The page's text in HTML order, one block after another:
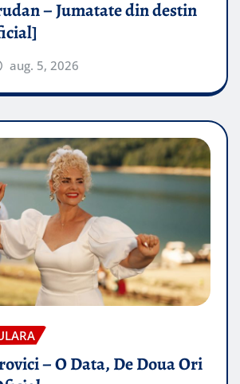
– Jumatate din destin
aug. 5, 2026
– O Data, De Doua Ori